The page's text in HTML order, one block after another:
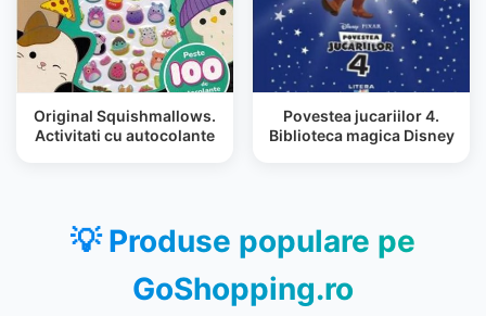
Original Squishmallows.
Activitati cu autocolante
Povestea jucariilor 4.
Biblioteca magica Disney
💡 Produse populare pe
GoShopping.ro